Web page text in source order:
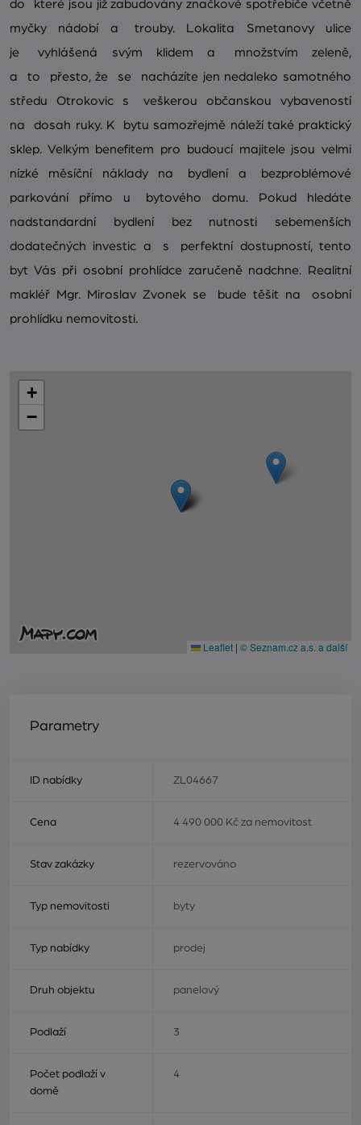
do které jsou již zabudovány značkové spotřebiče včetně
myčky nádobí a trouby. Lokalita Smetanovy ulice
je vyhlášená svým klidem a množstvím zeleně,
a to přesto, že se nacházíte jen nedaleko samotného
středu Otrokovic s veškerou občanskou vybaveností
na dosah ruky. K bytu samozřejmě náleží také praktický
sklep. Velkým benefitem pro budoucí majitele jsou velmi
nízké měsíční náklady na bydlení a bezproblémové
parkování přímo u bytového domu. Pokud hledáte
nadstandardní bydlení bez nutnosti sebemenších
dodatečných investic a s perfektní dostupností, tento
byt Vás při osobní prohlídce zaručeně nadchne. Realitní
makléř Mgr. Miroslav Zvonek se bude těšit na osobní
prohlídku nemovitosti.
+
−
Leaflet | © Seznam.cz a.s. a další
Parametry
ID nabídky ZL04667
Cena 4 490 000 Kč za nemovitost
Stav zakázky rezervováno
Typ nemovitosti byty
Typ nabídky prodej
Druh objektu panelový
Podlaží 3
Počet podlaží v
domě
4